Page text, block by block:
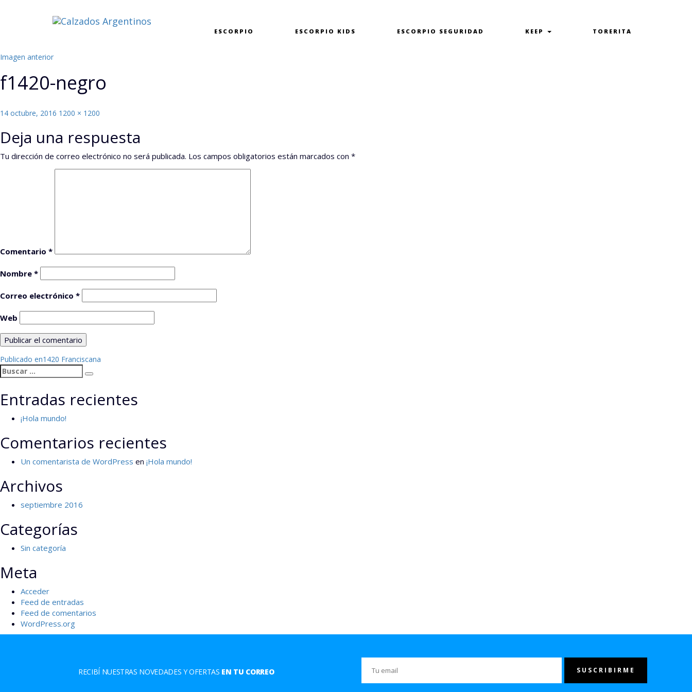
ESCORPIO ESCORPIO KIDS ESCORPIO SEGURIDAD KEEP TORERITA
Imagen anterior
f1420-negro
Publicado
14 octubre, 2016 Tamaño
1200 × 1200
Deja una respuesta
Tu dirección de correo electrónico no será publicada. Los campos obligatorios están marcados con *
Comentario *
Nombre *
Correo electrónico *
Web
Navegación
de
entradas
Publicado en1420 Franciscana
Buscar
por:
Buscar
Entradas recientes
¡Hola mundo!
Comentarios recientes
Un comentarista de WordPress en ¡Hola mundo!
Archivos
septiembre 2016
Categorías
Sin categoría
Meta
Acceder
Feed de entradas
Feed de comentarios
WordPress.org
RECIBÍ NUESTRAS NOVEDADES Y OFERTAS EN TU CORREO